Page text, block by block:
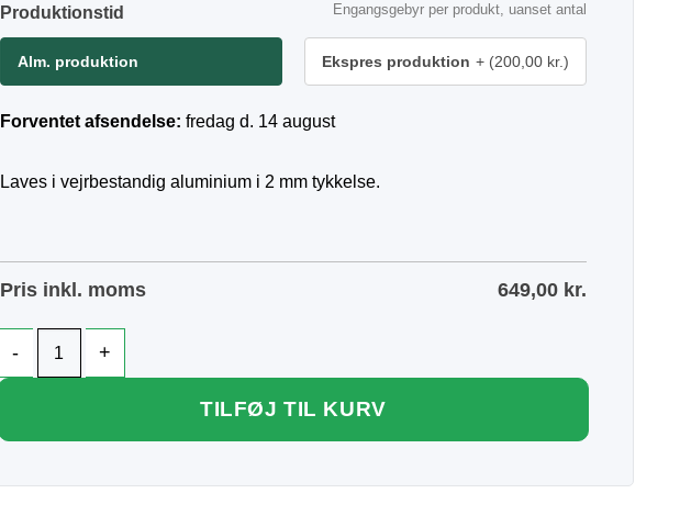
Produktionstid Engangsgebyr per produkt, uanset antal
Alm. produktion Ekspres produktion (200,00 kr.)
Forventet afsendelse: fredag d. 14 august
Laves i vejrbestandig aluminium i 2 mm tykkelse.
Pris inkl. moms 649,00 kr.
TILFØJ TIL KURV